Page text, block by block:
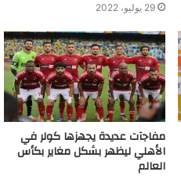
29 يوليو، 2022
مفاجآت عديدة يجهزها كولر في
الأهلي ليظهر بشكل مغاير بكأس
العالم